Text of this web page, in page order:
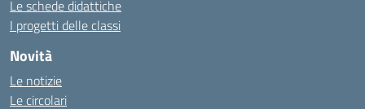
Le schede didattiche
I progetti delle classi
Novità
Le notizie
Le circolari